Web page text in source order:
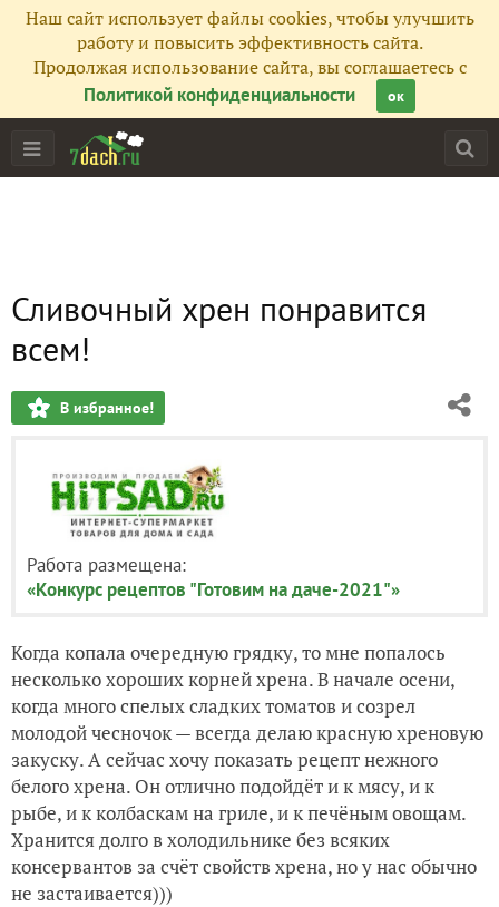
Наш сайт использует файлы cookies, чтобы улучшить
работу и повысить эффективность сайта.
Продолжая использование сайта, вы соглашаетесь с
Политикой конфиденциальности
ок
Сливочный хрен понравится
всем!
В избранное!
Работа размещена:
«Конкурс рецептов "Готовим на даче-2021"»
Когда копала очередную грядку, то мне попалось
несколько хороших корней хрена. В начале осени,
когда много спелых сладких томатов и созрел
молодой чесночок — всегда делаю красную хреновую
закуску. А сейчас хочу показать рецепт нежного
белого хрена. Он отлично подойдёт и к мясу, и к
рыбе, и к колбаскам на гриле, и к печёным овощам.
Хранится долго в холодильнике без всяких
консервантов за счёт свойств хрена, но у нас обычно
не застаивается)))